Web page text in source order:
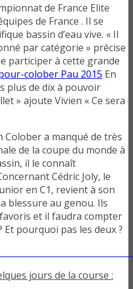
de France Elite
de France . Il se
bassin d’eau vive. « Il
par catégorie » précise
participer à cette grande
En
plus de dix à pouvoir
» ajoute Vivien « Ce sera
Colober a manqué de très
de la coupe du monde à
il le connaît
Cédric Joly, le
en C1, revient à son
blessure au genou. Ils
et il faudra compter
Et pourquoi pas les deux ?
jours de la course :